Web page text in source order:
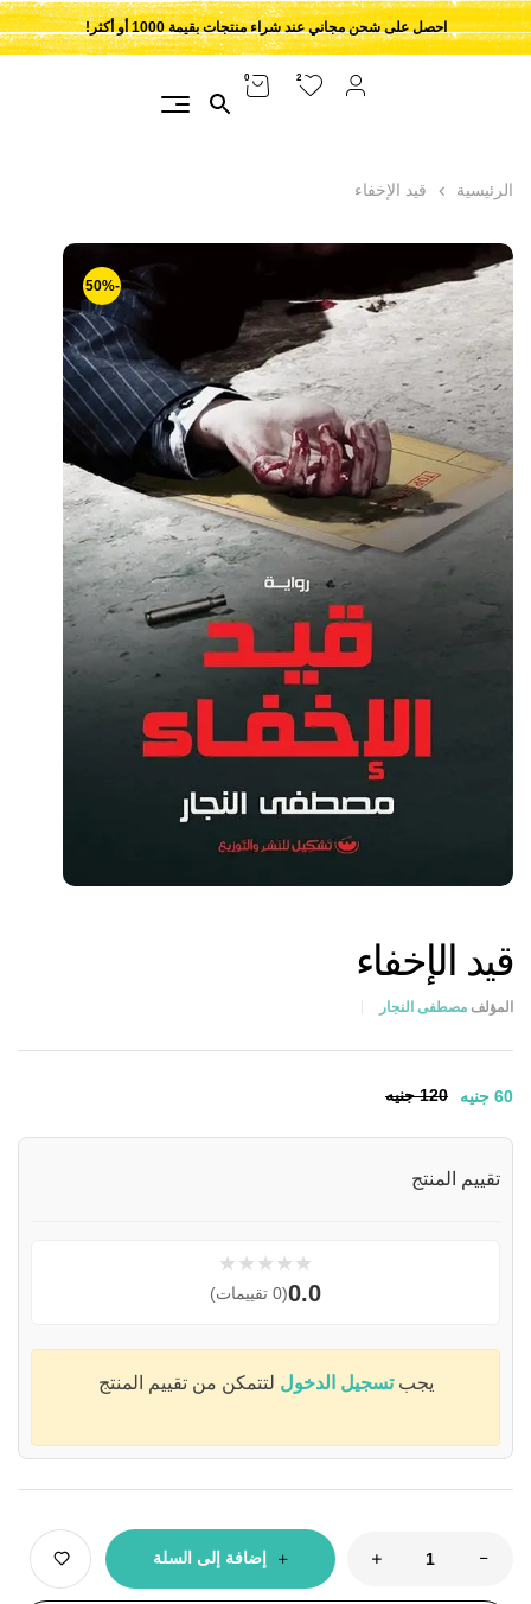
احصل على شحن مجاني عند شراء منتجات بقيمة 1000 أو أكثر!
2
0
الرئيسية قيد الإخفاء
-50%
قيد الإخفاء
المؤلف مصطفى النجار
120 جنيه 60 جنيه
تقييم المنتج
★
★
★
★
★
0.0(0 تقييمات)
يجبتسجيل الدخول لتتمكن من تقييم المنتج
إضافة إلى السلة